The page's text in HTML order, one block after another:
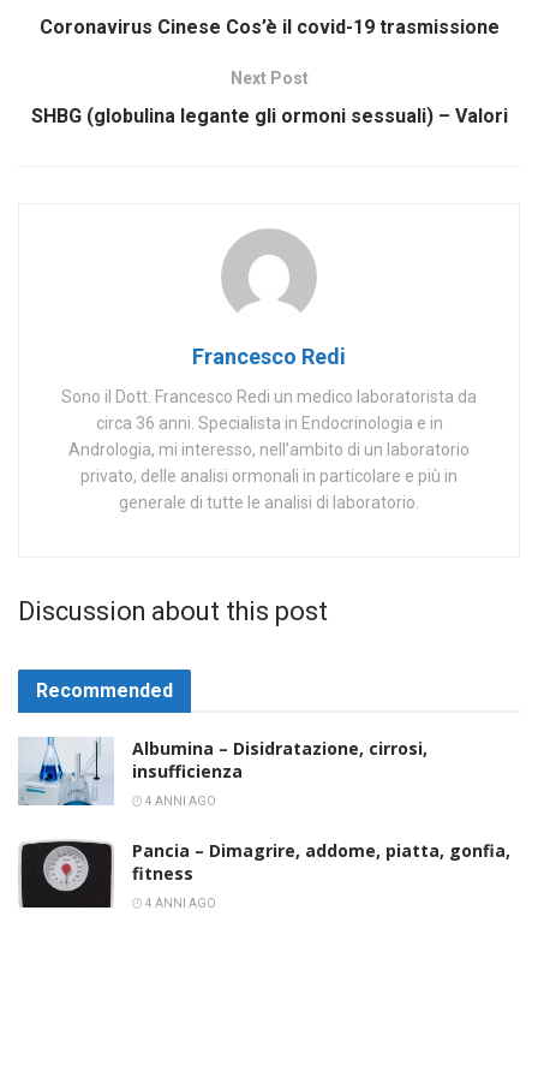
Coronavirus Cinese Cos’è il covid-19 trasmissione
Next Post
SHBG (globulina legante gli ormoni sessuali) – Valori
Francesco Redi
Sono il Dott. Francesco Redi un medico laboratorista da
circa 36 anni. Specialista in Endocrinologia e in
Andrologia, mi interesso, nell’ambito di un laboratorio
privato, delle analisi ormonali in particolare e più in
generale di tutte le analisi di laboratorio.
Discussion about this post
Recommended
Albumina – Disidratazione, cirrosi,
insufficienza
4 ANNI AGO
Pancia – Dimagrire, addome, piatta, gonfia,
fitness
4 ANNI AGO